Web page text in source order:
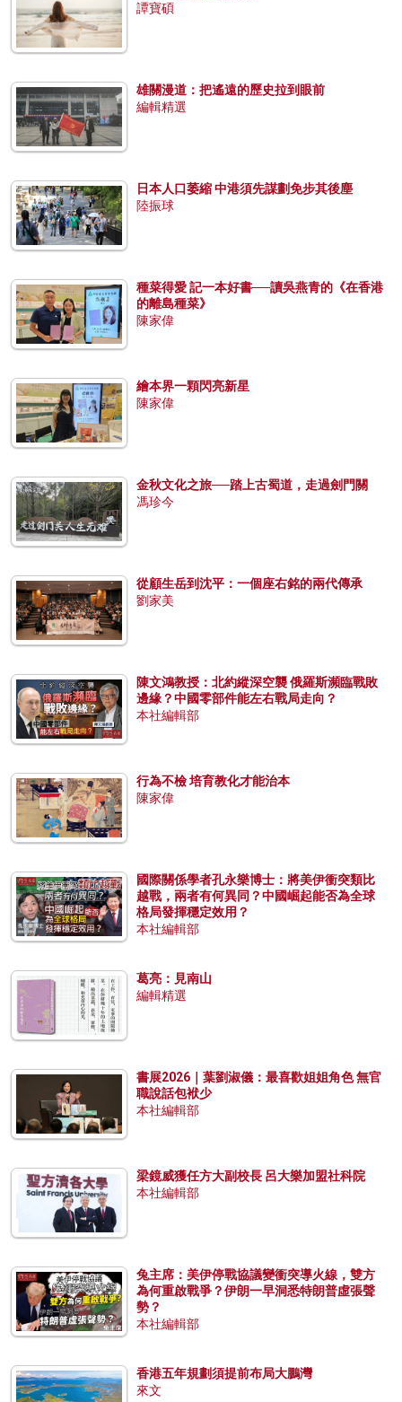
譚寶碩
雄關漫道：把遙遠的歷史拉到眼前
編輯精選
日本人口萎縮 中港須先謀劃免步其後塵
陸振球
種菜得愛 記一本好書──讀吳燕青的《在香港
的離島種菜》
陳家偉
繪本界一顆閃亮新星
陳家偉
金秋文化之旅──踏上古蜀道，走過劍門關
馮珍今
從顧生岳到沈平：一個座右銘的兩代傳承
劉家美
陳文鴻教授：北約縱深空襲 俄羅斯瀕臨戰敗
邊緣？中國零部件能左右戰局走向？
本社編輯部
行為不檢 培育教化才能治本
陳家偉
國際關係學者孔永樂博士：將美伊衝突類比
越戰，兩者有何異同？中國崛起能否為全球
格局發揮穩定效用？
本社編輯部
葛亮：見南山
編輯精選
書展2026｜葉劉淑儀：最喜歡姐姐角色 無官
職說話包袱少
本社編輯部
梁鏡威獲任方大副校長 呂大樂加盟社科院
本社編輯部
兔主席：美伊停戰協議變衝突導火線，雙方
為何重啟戰爭？伊朗一早洞悉特朗普虛張聲
勢？
本社編輯部
香港五年規劃須提前布局大鵬灣
來文